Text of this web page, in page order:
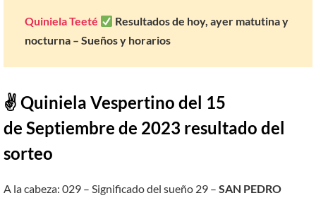
Quiniela Teeté
Resultados de hoy, ayer matutina y
nocturna – Sueños y horarios
✌ Quiniela Vespertino del 15
de Septiembre de 2023 resultado del
sorteo
A la cabeza: 029 – Significado del sueño 29 – SAN PEDRO